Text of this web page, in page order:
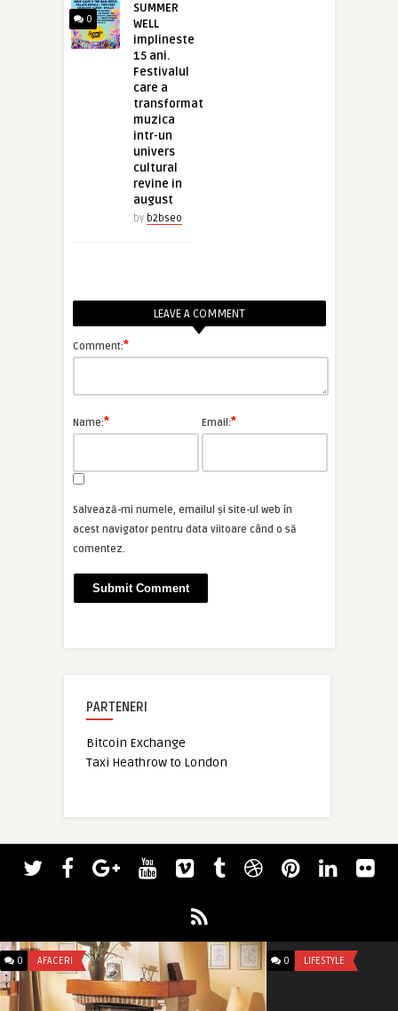
0
SUMMER
WELL
implineste
15 ani.
Festivalul
care a
transformat
muzica
intr-un
univers
cultural
revine in
august
by b2bseo
LEAVE A COMMENT
Comment:*
Name:* Email:*
Salvează-mi numele, emailul și site-ul web în
acest navigator pentru data viitoare când o să
comentez.
PARTENERI
Bitcoin Exchange
Taxi Heathrow to London
0 AFACERI 0 LIFESTYLE